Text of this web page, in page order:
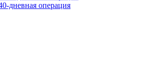
дневная операция